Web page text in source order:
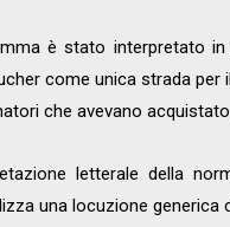
è stato interpretato
come unica strada per
che avevano
letterale della
una locuzione generica